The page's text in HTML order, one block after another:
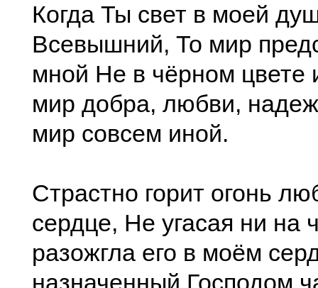
Когда Ты свет в моей
Всевышний, То мир
мной Не в чёрном цвете
мир добра, любви,
мир совсем иной.
Страстно горит огонь
сердце, Не угасая ни на
разожгла его в моём
назначенный Господом